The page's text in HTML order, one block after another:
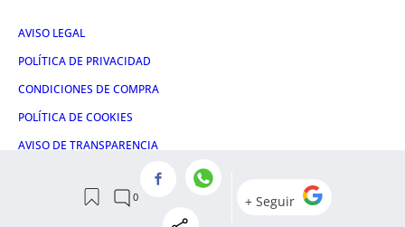
AVISO LEGAL
POLÍTICA DE PRIVACIDAD
CONDICIONES DE COMPRA
POLÍTICA DE COOKIES
AVISO DE TRANSPARENCIA